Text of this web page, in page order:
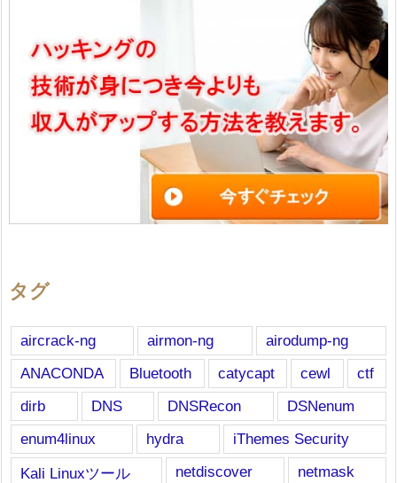
タグ
aircrack-ng airmon-ng
airodump-ng
ANACONDA
Bluetooth catycapt cewl
ctf
dirb
DNS DNSRecon
DSNenum
enum4linux
hydra
iThemes Security
Kali Linuxツール
netdiscover netmask